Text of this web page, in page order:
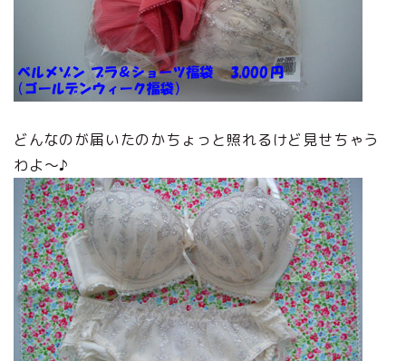
どんなのが届いたのかちょっと照れるけど見せちゃう
わよ～♪